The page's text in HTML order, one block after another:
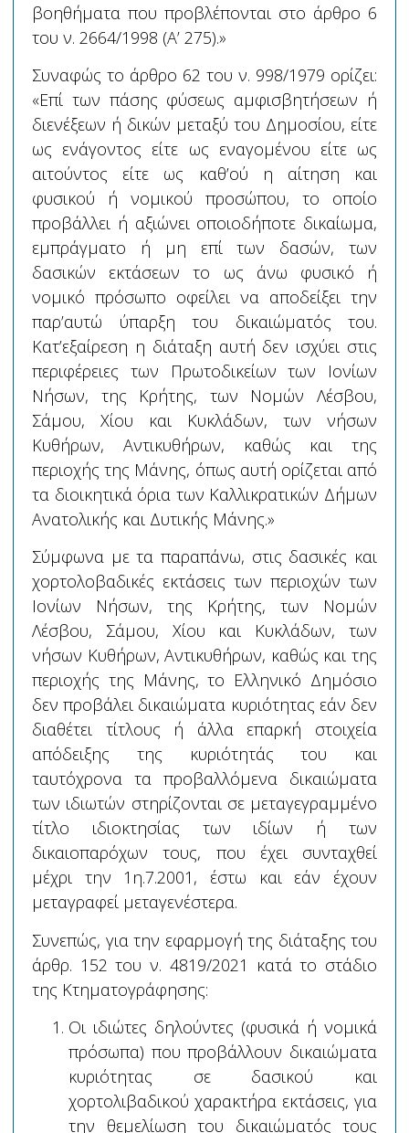
βοηθήματα που προβλέπονται στο άρθρο 6
του ν. 2664/1998 (Α’ 275).»
Συναφώς το άρθρο 62 του ν. 998/1979 ορίζει:
«Επί των πάσης φύσεως αμφισβητήσεων ή
διενέξεων ή δικών μεταξύ του Δημοσίου, είτε
ως ενάγοντος είτε ως εναγομένου είτε ως
αιτούντος είτε ως καθ’ού η αίτηση και
φυσικού ή νομικού προσώπου, το οποίο
προβάλλει ή αξιώνει οποιοδήποτε δικαίωμα,
εμπράγματο ή μη επί των δασών, των
δασικών εκτάσεων το ως άνω φυσικό ή
νομικό πρόσωπο οφείλει να αποδείξει την
παρ’αυτώ ύπαρξη του δικαιώματός του.
Κατ’εξαίρεση η διάταξη αυτή δεν ισχύει στις
περιφέρειες των Πρωτοδικείων των Ιονίων
Νήσων, της Κρήτης, των Νομών Λέσβου,
Σάμου, Χίου και Κυκλάδων, των νήσων
Κυθήρων, Αντικυθήρων, καθώς και της
περιοχής της Μάνης, όπως αυτή ορίζεται από
τα διοικητικά όρια των Καλλικρατικών Δήμων
Ανατολικής και Δυτικής Μάνης.»
Σύμφωνα με τα παραπάνω, στις δασικές και
χορτολοβαδικές εκτάσεις των περιοχών των
Ιονίων Νήσων, της Κρήτης, των Νομών
Λέσβου, Σάμου, Χίου και Κυκλάδων, των
νήσων Κυθήρων, Αντικυθήρων, καθώς και της
περιοχής της Μάνης, το Ελληνικό Δημόσιο
δεν προβάλει δικαιώματα κυριότητας εάν δεν
διαθέτει τίτλους ή άλλα επαρκή στοιχεία
απόδειξης της κυριότητάς του και
ταυτόχρονα τα προβαλλόμενα δικαιώματα
των ιδιωτών στηρίζονται σε μεταγεγραμμένο
τίτλο ιδιοκτησίας των ιδίων ή των
δικαιοπαρόχων τους, που έχει συνταχθεί
μέχρι την 1η.7.2001, έστω και εάν έχουν
μεταγραφεί μεταγενέστερα.
Συνεπώς, για την εφαρμογή της διάταξης του
άρθρ. 152 του ν. 4819/2021 κατά το στάδιο
της Κτηματογράφησης:
Οι ιδιώτες δηλούντες (φυσικά ή νομικά
πρόσωπα) που προβάλλουν δικαιώματα
κυριότητας σε δασικού και
χορτολιβαδικού χαρακτήρα εκτάσεις, για
την θεμελίωση του δικαιώματός τους